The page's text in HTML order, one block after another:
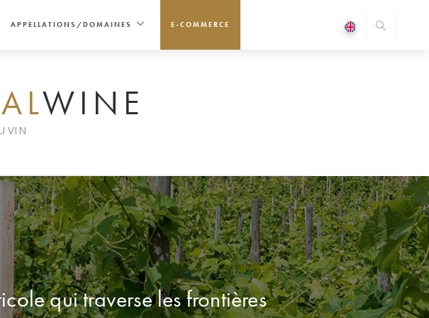
APPELLATIONS/DOMAINES E-COMMERCE
WINE
VIN
qui traverse les frontières